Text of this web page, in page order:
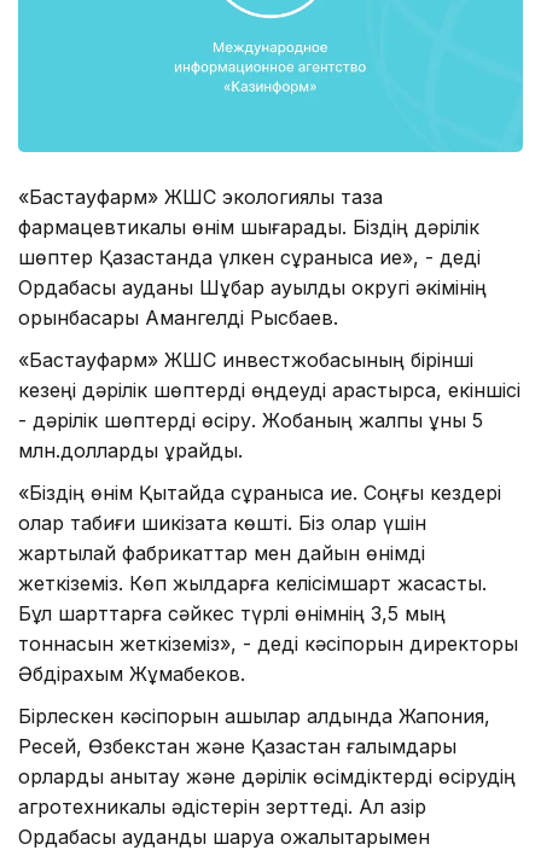
«Бастауфарм» ЖШС экологиялық таза
фармацевтикалық өнім шығарады. Біздің дәрілік
шөптер Қазақстанда үлкен сұранысқа ие», - деді
Ордабасы ауданы Шұбар ауылдық округі әкімінің
орынбасары Амангелді Рысбаев.
«Бастауфарм» ЖШС инвестжобасының бірінші
кезеңі дәрілік шөптерді өңдеуді қарастырса, екіншісі
- дәрілік шөптерді өсіру. Жобаның жалпы құны 5
млн.долларды құрайды.
«Біздің өнім Қытайда сұранысқа ие. Соңғы кездері
олар табиғи шикізатқа көшті. Біз олар үшін
жартылай фабрикаттар мен дайын өнімді
жеткіземіз. Көп жылдарға келісімшарт жасастық.
Бұл шарттарға сәйкес түрлі өнімнің 3,5 мың
тоннасын жеткіземіз», - деді кәсіпорын директоры
Әбдірахым Жұмабеков.
Бірлескен кәсіпорын ашылар алдында Жапония,
Ресей, Өзбекстан және Қазақстан ғалымдары
қорларды анықтау және дәрілік өсімдіктерді өсірудің
агротехникалық әдістерін зерттеді. Ал қазір
Ордабасы аудандық шаруа қожалықтарымен